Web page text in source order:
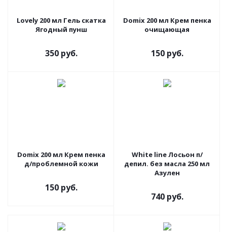
Lovely 200 мл Гель скатка
Ягодный пунш
350 руб.
Domix 200 мл Крем пенка
очищающая
150 руб.
Domix 200 мл Крем пенка
д/проблемной кожи
150 руб.
White line Лосьон п/
депил. без масла 250 мл
Азулен
740 руб.